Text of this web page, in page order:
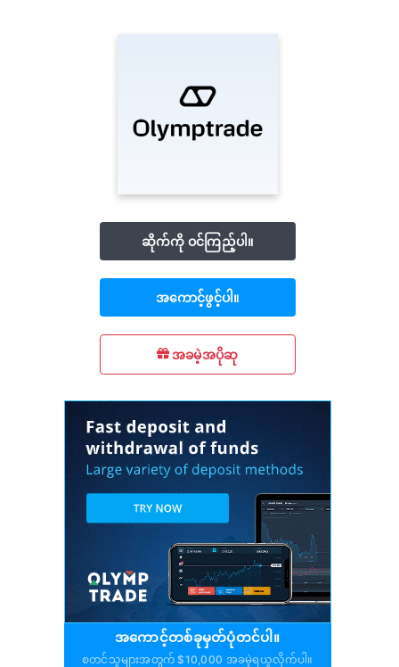
ဆိုက်ကို ဝင်ကြည့်ပါ။
အကောင့်ဖွင့်ပါ။
အခမဲ့အပိုဆု
အကောင့်တစ်ခုမှတ်ပုံတင်ပါ။
စတင်သူများအတွက် $10,000 အခမဲ့ရယူလိုက်ပါ။